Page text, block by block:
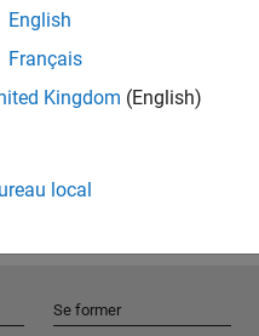
English
Français
Kingdom (English)
local
Se former